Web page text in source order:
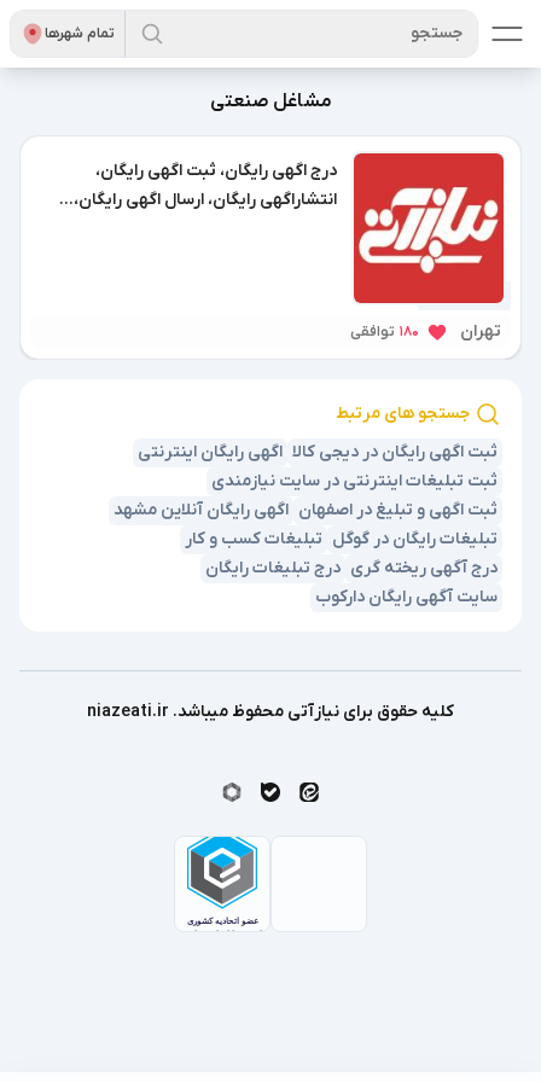
تمام شهر‌ها جستجو
مشاغل صنعتی
درج اگهی رایگان، ثبت اگهی رایگان،
انتشاراگهی رایگان، ارسال اگهی رایگان،...
تهران 180 توافقی
جستجو های مرتبط
ثبت اگهی رایگان در دیجی کالا اگهی رایگان اینترنتی
ثبت تبلیغات اینترنتی در سایت نیازمندی
ثبت اگهی و تبلیغ در اصفهان اگهی رایگان آنلاین مشهد
تبلیغات رایگان در گوگل تبلیغات کسب و کار
درج آگهی ریخته گری درج تبلیغات رایگان
سایت آگهی رایگان دارکوب
کلیه حقوق برای نیازآتی محفوظ میباشد. niazeati.ir